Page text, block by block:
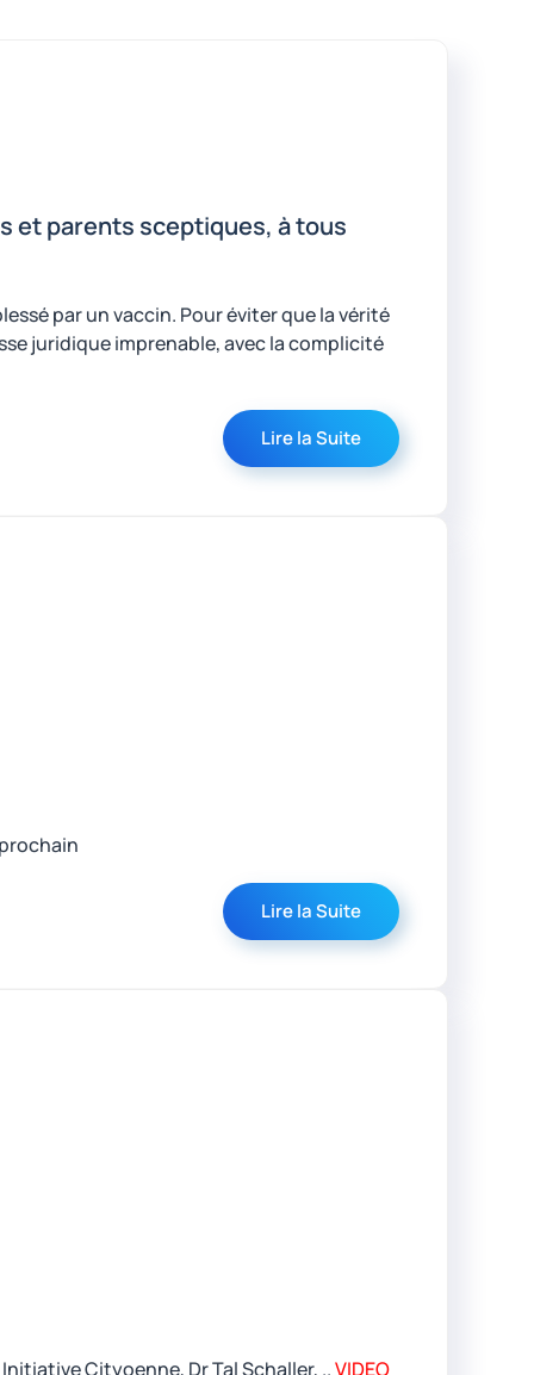
et parents sceptiques, à tous
par un vaccin. Pour éviter que la vérité
juridique imprenable, avec la complicité
Lire la Suite
Lire la Suite
Cityoenne, Dr Tal Schaller, ..VIDEO